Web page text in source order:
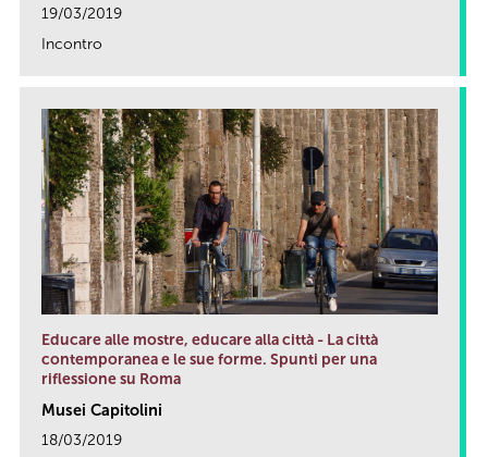
19/03/2019
Incontro
Educare alle mostre, educare alla città - La città
contemporanea e le sue forme. Spunti per una
riflessione su Roma
Musei Capitolini
18/03/2019